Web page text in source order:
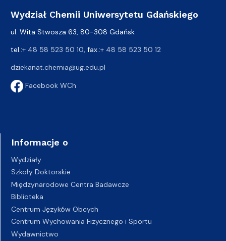
Wydział Chemii Uniwersytetu Gdańskiego
ul. Wita Stwosza 63, 80-308 Gdańsk
tel.:+ 48 58 523 50 10 , fax.:+ 48 58 523 50 12
dziekanat.chemia@ug.edu.pl
Facebook WCh
Informacje o
Wydziały
Szkoły Doktorskie
Międzynarodowe Centra Badawcze
Biblioteka
Centrum Języków Obcych
Centrum Wychowania Fizycznego i Sportu
Wydawnictwo